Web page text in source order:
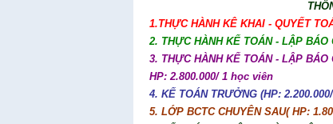
1.THỰC HÀNH KÊ KHAI - QUYẾT
2. THỰC HÀNH KẾ TOÁN - LẬP
3. THỰC HÀNH KẾ TOÁN - LẬP
HP: 2.800.000/ 1 học viên
4. KẾ TOÁN TRƯỞNG (HP:
5. LỚP BCTC CHUYÊN SAU( HP: